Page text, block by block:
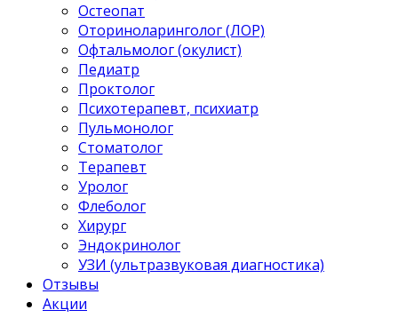
Остеопат
Оториноларинголог (ЛОР)
Офтальмолог (окулист)
Педиатр
Проктолог
Психотерапевт, психиатр
Пульмонолог
Стоматолог
Терапевт
Уролог
Флеболог
Хирург
Эндокринолог
УЗИ (ультразвуковая диагностика)
Отзывы
Акции